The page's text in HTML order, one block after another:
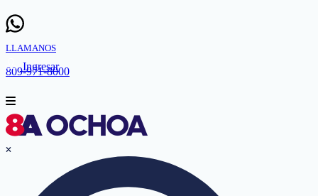
LLAMANOS
809-971-8000
Ingresar